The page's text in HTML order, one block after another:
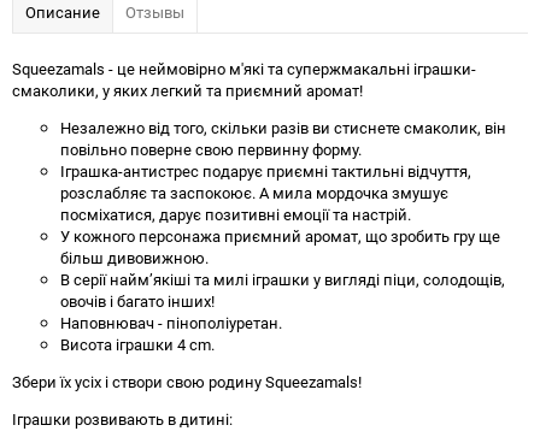
Описание Отзывы
Squeezamals - це неймовірно м'які та супержмакальні іграшки-
смаколики, у яких легкий та приємний аромат!
Незалежно від того, скільки разів ви стиснете смаколик, він
повільно поверне свою первинну форму.
Іграшка-антистрес подарує приємні тактильні відчуття,
розслабляє та заспокоює. А мила мордочка змушує
посміхатися, дарує позитивні емоції та настрій.
У кожного персонажа приємний аромат, що зробить гру ще
більш дивовижною.
В серії найм’якіші та милі іграшки у вигляді піци, солодощів,
овочів і багато інших!
Наповнювач - пінополіуретан.
Висота іграшки 4 сm.
Збери їх усіх і створи свою родину Squeezamals!
Іграшки розвивають в дитині: